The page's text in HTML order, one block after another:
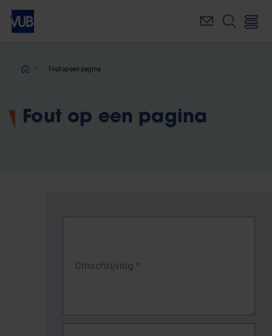
Overslaan
naar
inhoudKruimelpad
Fout op een pagina
Fout op een pagina
Omschrijving *